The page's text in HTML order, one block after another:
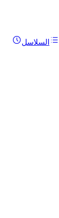
السلاسل